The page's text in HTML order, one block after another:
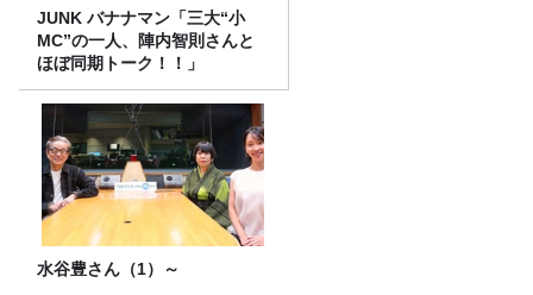
JUNK バナナマン「三大“小
MC”の一人、陣内智則さんと
ほぼ同期トーク！！」
水谷豊さん（1）～